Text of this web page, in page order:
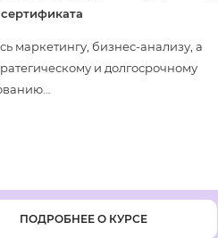
маркетингу, бизнес-анализу, а
и долгосрочному
ПОДРОБНЕЕ О КУРСЕ